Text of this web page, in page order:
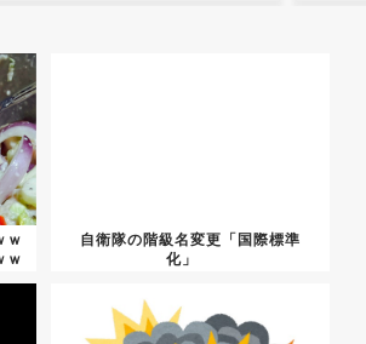
ｗ
ｗ
自衛隊の階級名変更「国際標準
化」